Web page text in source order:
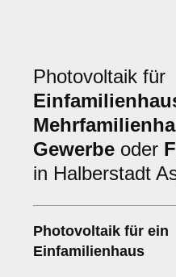
Photovoltaik für
Gewerbe oder
in Halberstadt
Photovoltaik für ein
Einfamilienhaus